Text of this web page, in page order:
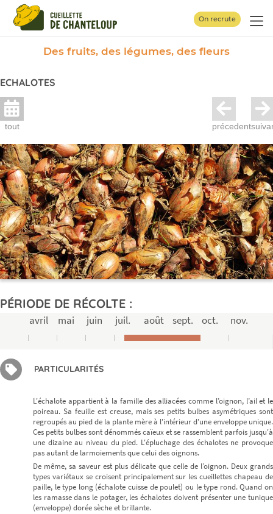
On recrute
Des fruits, des légumes, des fleurs
ECHALOTES
tout précedent
PÉRIODE DE RÉCOLTE :
avril mai juin juil. août sept. oct. nov.
PARTICULARITÉS
L'échalote appartient à la famille des alliacées comme l’oignon, l’ail et le
poireau. Sa feuille est creuse, mais ses petits bulbes asymétriques sont
regroupés au pied de la plante mère à l'intérieur d'une enveloppe unique.
Ces petits bulbes sont dénommés caïeux et se rassemblent parfois jusqu'à
une dizaine au niveau du pied. L'épluchage des échalotes ne provoque
pas autant de larmoiements que celui des oignons.
De même, sa saveur est plus délicate que celle de l’oignon. Deux grands
types variétaux se croisent principalement sur les cueillettes chapeau de
paille, le type long (échalote cuisse de poulet) ou le type rond. Quand on
les ramasse dans le potager, les échalotes doivent présenter une tunique
(enveloppe) dorée sèche et brillante.
Panneau de gestion des cookies